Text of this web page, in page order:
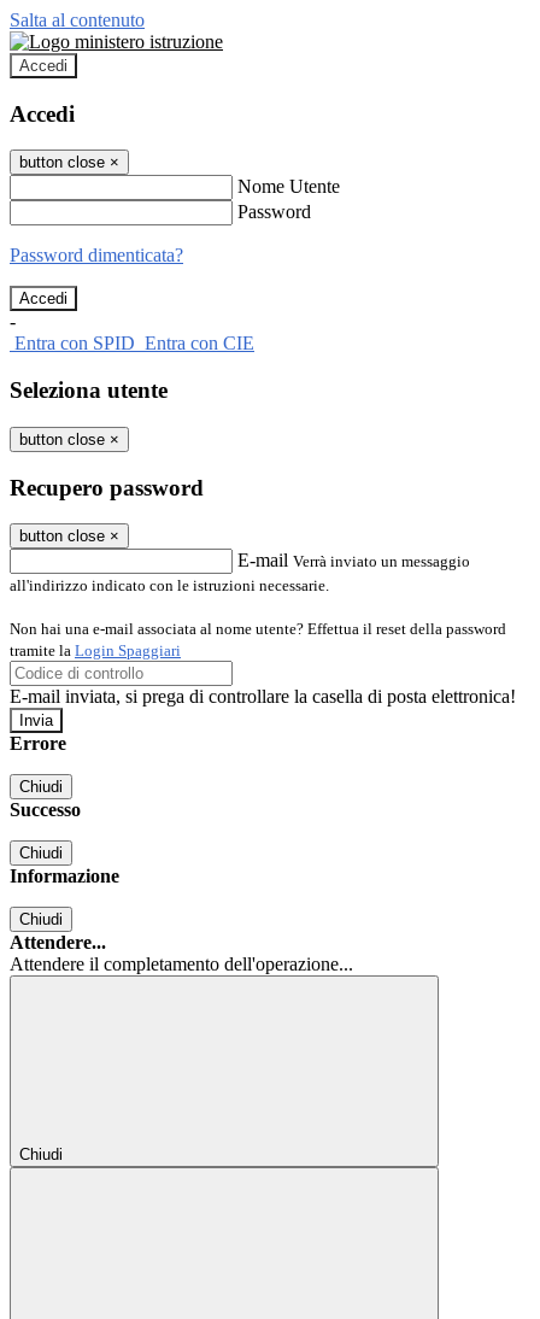
Salta al contenuto
Accedi
Accedi
button close ×
Nome Utente
Password
Password dimenticata?
-
Entra con SPID Entra con CIE
Seleziona utente
button close ×
Recupero password
button close ×
E-mail Verrà inviato un messaggio
all'indirizzo indicato con le istruzioni necessarie.
Non hai una e-mail associata al nome utente? Effettua il reset della password
tramite la Login Spaggiari
E-mail inviata, si prega di controllare la casella di posta elettronica!
Errore
Chiudi
Successo
Chiudi
Informazione
Chiudi
Attendere...
Attendere il completamento dell'operazione...
Chiudi